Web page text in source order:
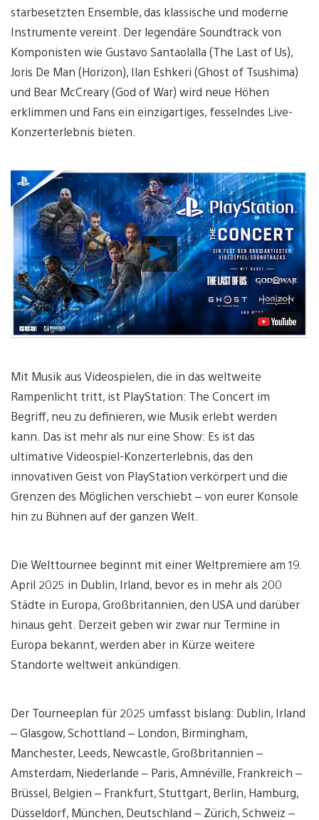
starbesetzten Ensemble, das klassische und moderne
Instrumente vereint. Der legendäre Soundtrack von
Komponisten wie Gustavo Santaolalla (The Last of Us),
Joris De Man (Horizon), Ilan Eshkeri (Ghost of Tsushima)
und Bear McCreary (God of War) wird neue Höhen
erklimmen und Fans ein einzigartiges, fesselndes Live-
Konzerterlebnis bieten.
Video
abspielen
Mit Musik aus Videospielen, die in das weltweite
Rampenlicht tritt, ist PlayStation: The Concert im
Begriff, neu zu definieren, wie Musik erlebt werden
kann. Das ist mehr als nur eine Show: Es ist das
ultimative Videospiel-Konzerterlebnis, das den
innovativen Geist von PlayStation verkörpert und die
Grenzen des Möglichen verschiebt – von eurer Konsole
hin zu Bühnen auf der ganzen Welt.
Die Welttournee beginnt mit einer Weltpremiere am 19.
April 2025 in Dublin, Irland, bevor es in mehr als 200
Städte in Europa, Großbritannien, den USA und darüber
hinaus geht. Derzeit geben wir zwar nur Termine in
Europa bekannt, werden aber in Kürze weitere
Standorte weltweit ankündigen.
Der Tourneeplan für 2025 umfasst bislang: Dublin, Irland
– Glasgow, Schottland – London, Birmingham,
Manchester, Leeds, Newcastle, Großbritannien –
Amsterdam, Niederlande – Paris, Amnéville, Frankreich –
Brüssel, Belgien – Frankfurt, Stuttgart, Berlin, Hamburg,
Düsseldorf, München, Deutschland – Zürich, Schweiz –